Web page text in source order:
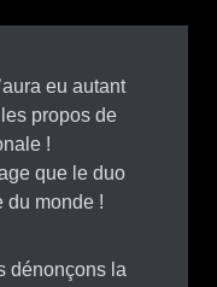
eu autant
propos de
!
que le duo
du monde !
dénonçons la